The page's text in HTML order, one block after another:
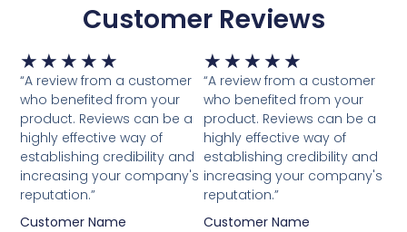
Customer Reviews
★ ★ ★ ★ ★ Waardering
5
van
5
“A review from a customer
who benefited from your
product. Reviews can be a
highly effective way of
establishing credibility and
increasing your company's
reputation.”
Customer Name
★ ★ ★ ★ ★
5
van
5
“A review from a customer
who benefited from your
product. Reviews can be a
highly effective way of
establishing credibility and
increasing your company's
reputation.”
Customer Name